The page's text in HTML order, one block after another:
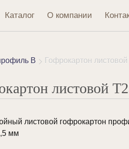
Каталог О компании
B Гофрокартон
листовой
листовой гофрокартон
мм